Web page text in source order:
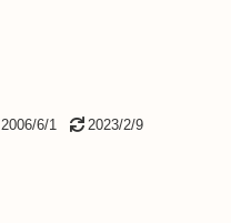
2006/6/1 2023/2/9